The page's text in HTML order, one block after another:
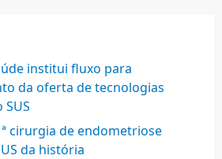
institui fluxo para
da oferta de tecnologias
cirurgia de endometriose
da história